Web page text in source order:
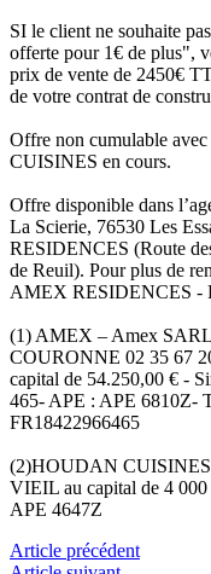
SI le client ne souhaite
offerte pour 1€ de plus",
prix de vente de 2450€
de votre contrat de
Offre non cumulable
CUISINES en cours.
Offre disponible dans
La Scierie, 76530 Les
RESIDENCES (Route
de Reuil). Pour plus de
AMEX RESIDENCES -
(1) AMEX – Amex
COURONNE 02 35 67
capital de 54.250,00 € -
465- APE : APE 6810Z-
FR18422966465
(2)HOUDAN
VIEIL au capital de 4
APE 4647Z
Article précédent